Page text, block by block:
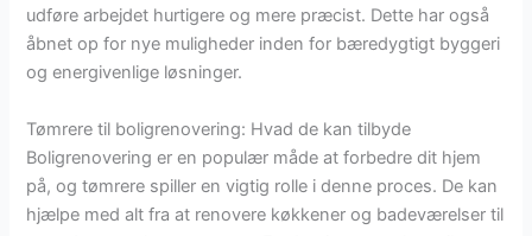
udføre arbejdet hurtigere og mere præcist. Dette har også
åbnet op for nye muligheder inden for bæredygtigt byggeri
og energivenlige løsninger.
Tømrere til boligrenovering: Hvad de kan tilbyde
Boligrenovering er en populær måde at forbedre dit hjem
på, og tømrere spiller en vigtig rolle i denne proces. De kan
hjælpe med alt fra at renovere køkkener og badeværelser til